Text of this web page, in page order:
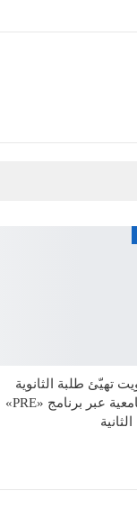
تهيّئ طلبة الثانوية
للحياة الجامعية عبر برنامج «PRE»